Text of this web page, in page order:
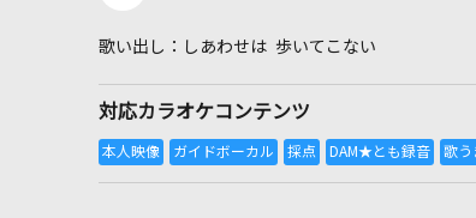
しあわせは 歩いてこない
対応カラオケコンテンツ